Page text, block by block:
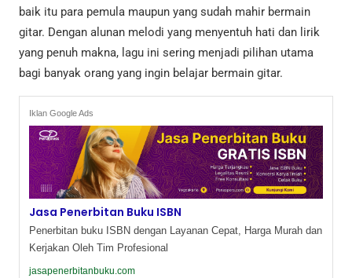
baik itu para pemula maupun yang sudah mahir bermain
gitar. Dengan alunan melodi yang menyentuh hati dan lirik
yang penuh makna, lagu ini sering menjadi pilihan utama
bagi banyak orang yang ingin belajar bermain gitar.
Iklan Google Ads
Jasa Penerbitan Buku ISBN
Penerbitan buku ISBN dengan Layanan Cepat, Harga Murah dan
Kerjakan Oleh Tim Profesional
jasapenerbitanbuku.com